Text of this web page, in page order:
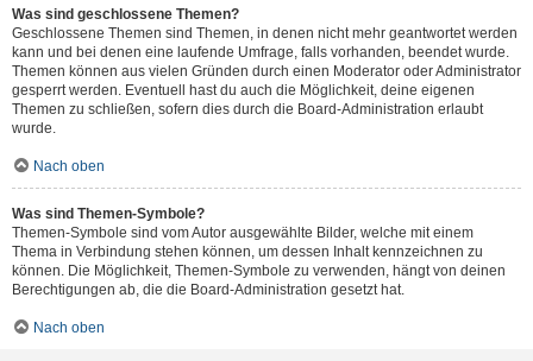
Was sind geschlossene Themen?
Geschlossene Themen sind Themen, in denen nicht mehr geantwortet werden
kann und bei denen eine laufende Umfrage, falls vorhanden, beendet wurde.
Themen können aus vielen Gründen durch einen Moderator oder Administrator
gesperrt werden. Eventuell hast du auch die Möglichkeit, deine eigenen
Themen zu schließen, sofern dies durch die Board-Administration erlaubt
wurde.
Nach oben
Was sind Themen-Symbole?
Themen-Symbole sind vom Autor ausgewählte Bilder, welche mit einem
Thema in Verbindung stehen können, um dessen Inhalt kennzeichnen zu
können. Die Möglichkeit, Themen-Symbole zu verwenden, hängt von deinen
Berechtigungen ab, die die Board-Administration gesetzt hat.
Nach oben